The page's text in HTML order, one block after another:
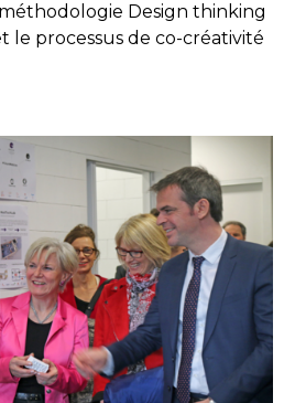
Design thinking
le processus de co-créativité